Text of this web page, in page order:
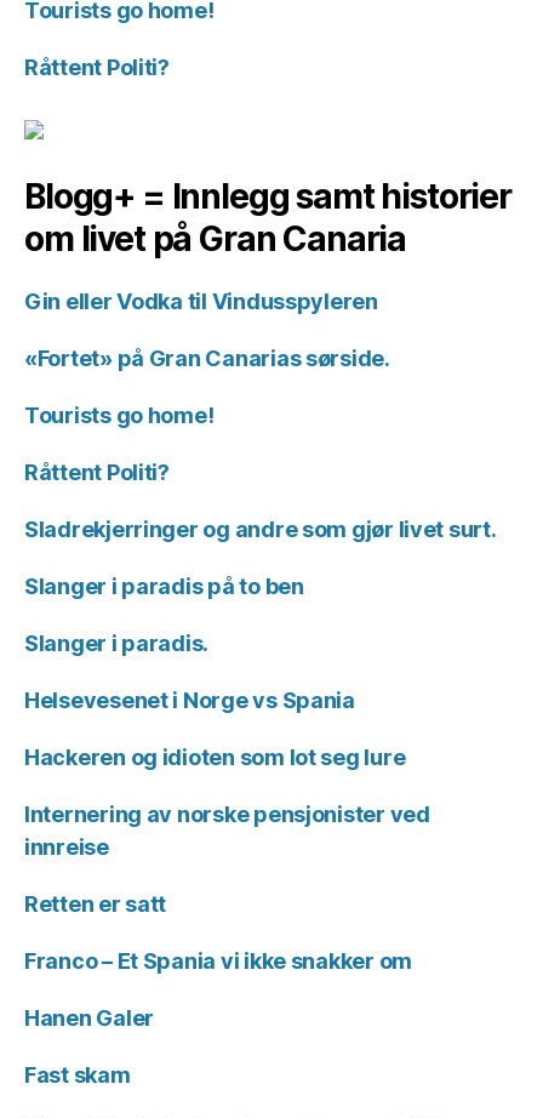
Tourists go home!
Råttent Politi?
Blogg+ = Innlegg samt historier
om livet på Gran Canaria
Gin eller Vodka til Vindusspyleren
«Fortet» på Gran Canarias sørside.
Tourists go home!
Råttent Politi?
Sladrekjerringer og andre som gjør livet surt.
Slanger i paradis på to ben
Slanger i paradis.
Helsevesenet i Norge vs Spania
Hackeren og idioten som lot seg lure
Internering av norske pensjonister ved
innreise
Retten er satt
Franco – Et Spania vi ikke snakker om
Hanen Galer
Fast skam